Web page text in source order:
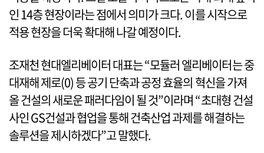
인 14층 현장이라는 점에서 의미가 크다. 이를 시작으로
적용 현장을 더욱 확대해 나갈 예정이다.
조재천 현대엘리베이터 대표는 “모듈러 엘리베이터는 중
대재해 제로(0) 등 공기 단축과 공정 효율의 혁신을 가져
올 건설의 새로운 패러다임이 될 것”이라며 “초대형 건설
사인 GS건설과 협업을 통해 건축산업 과제를 해결하는
솔루션을 제시하겠다”고 말했다.